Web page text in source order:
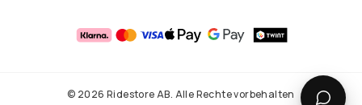
© 2026 Ridestore AB. Alle Rechte vorbehalten